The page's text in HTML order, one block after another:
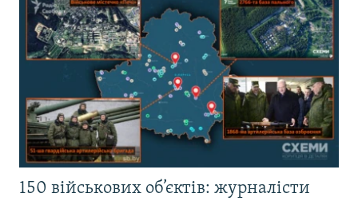
150 військових об’єктів: журналісти